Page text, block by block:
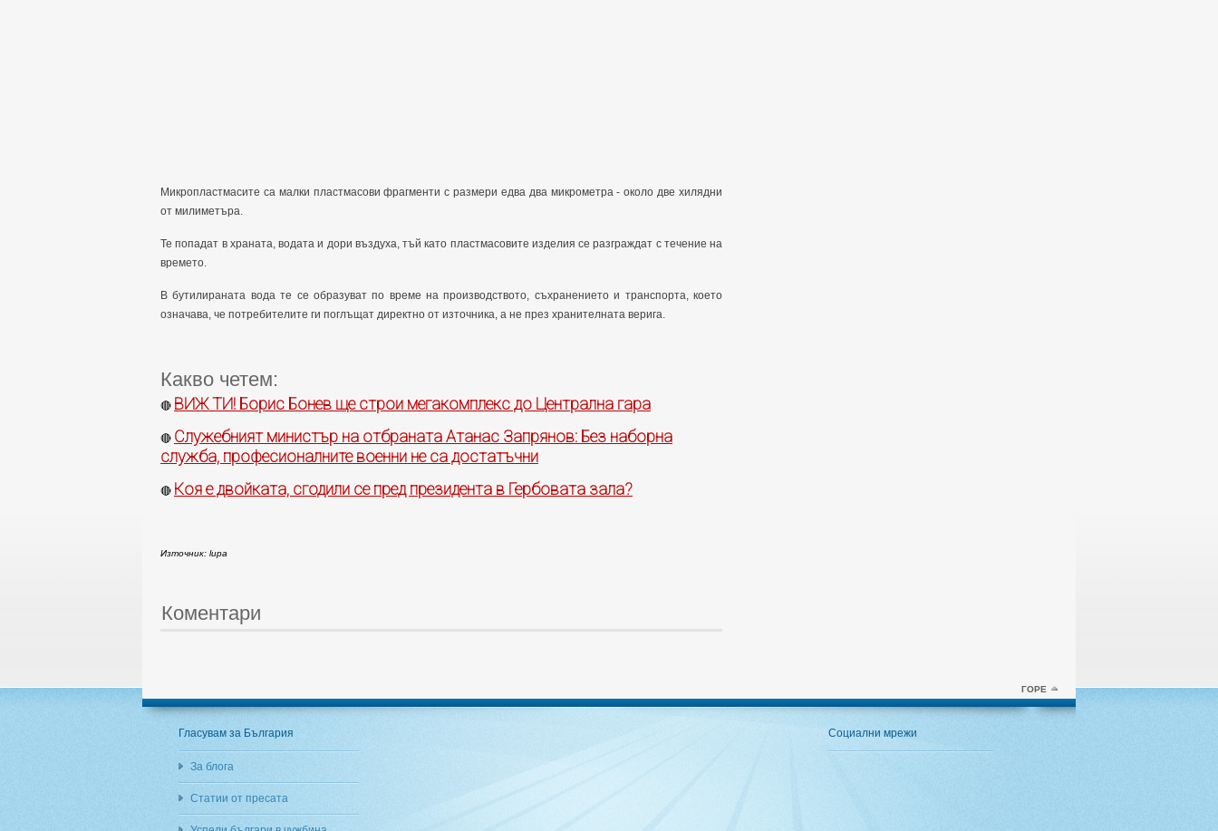
Микропластмасите са малки пластмасови фрагменти с размери едва два микрометра - около две хилядни
от милиметъра.
Те попадат в храната, водата и дори въздуха, тъй като пластмасовите изделия се разграждат с течение на
времето.
В бутилираната вода те се образуват по време на производството, съхранението и транспорта, което
означава, че потребителите ги поглъщат директно от източника, а не през хранителната верига.
Какво четем:
🔴 ВИЖ ТИ! Борис Бонев ще строи мегакомплекс до Централна гара
🔴 Служебният министър на отбраната Атанас Запрянов: Без наборна
служба, професионалните военни не са достатъчни
🔴 Коя е двойката, сгодили се пред президента в Гербовата зала?
Източник: lupa
Коментари
ГОРЕ
Гласувам за България
За блога
Статии от пресата
Социални мрежи